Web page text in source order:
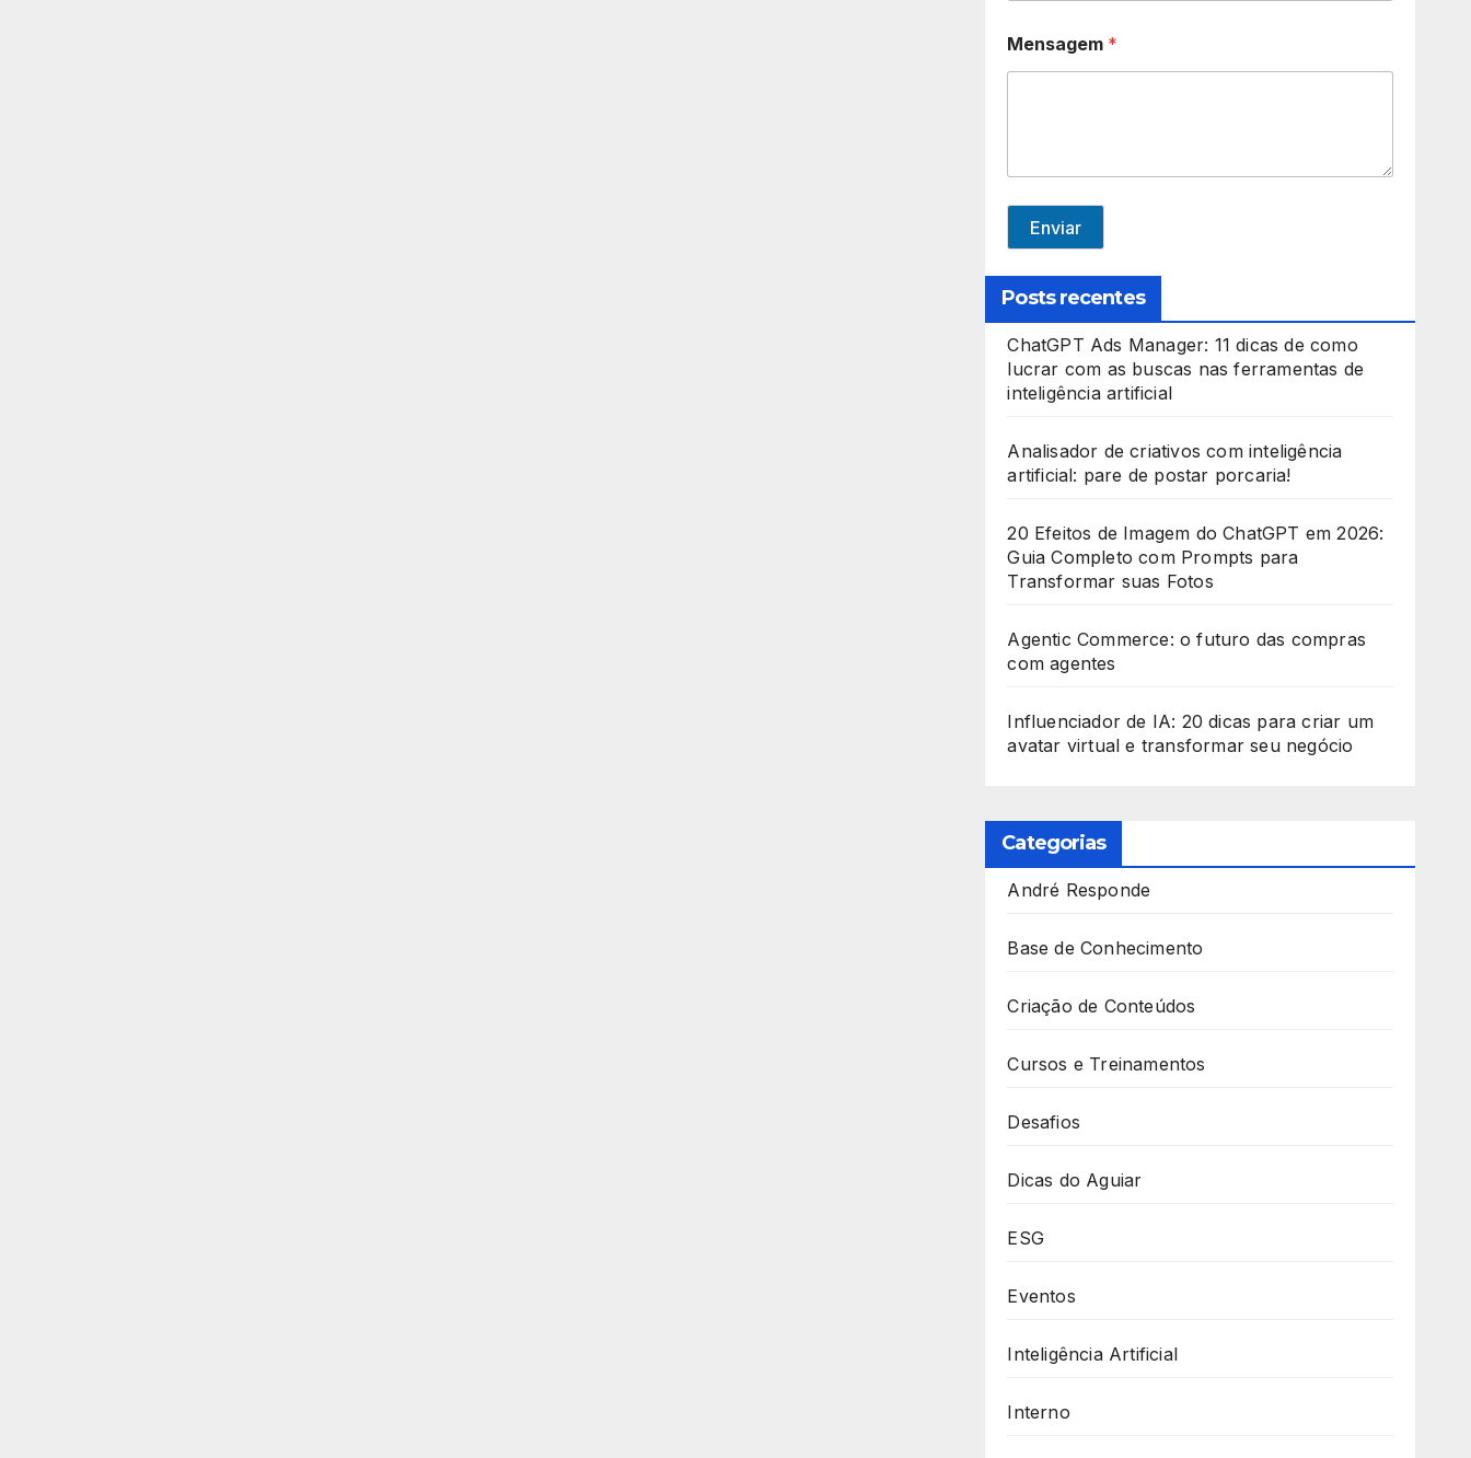
i
a
s
+
Mensagem *
Enviar
Posts recentes
ChatGPT Ads Manager: 11 dicas de como
lucrar com as buscas nas ferramentas de
inteligência artificial
Analisador de criativos com inteligência
artificial: pare de postar porcaria!
20 Efeitos de Imagem do ChatGPT em 2026:
Guia Completo com Prompts para
Transformar suas Fotos
Agentic Commerce: o futuro das compras
com agentes
Influenciador de IA: 20 dicas para criar um
avatar virtual e transformar seu negócio
Categorias
André Responde
Base de Conhecimento
Criação de Conteúdos
Cursos e Treinamentos
Desafios
Dicas do Aguiar
ESG
Eventos
Inteligência Artificial
Interno